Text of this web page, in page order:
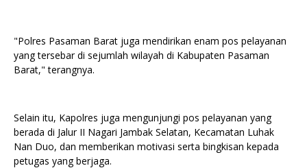
"Polres Pasaman Barat juga mendirikan enam pos pelayanan
yang tersebar di sejumlah wilayah di Kabupaten Pasaman
Barat," terangnya.
Selain itu, Kapolres juga mengunjungi pos pelayanan yang
berada di Jalur II Nagari Jambak Selatan, Kecamatan Luhak
Nan Duo, dan memberikan motivasi serta bingkisan kepada
petugas yang berjaga.